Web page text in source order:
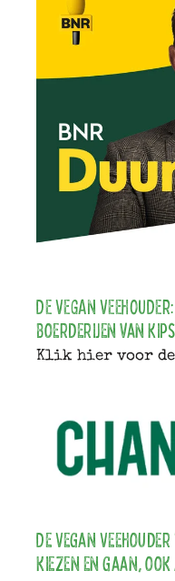
DE VEGAN
boerderijen van
Klik hier voor de
De Vegan
kiezen en gaan,